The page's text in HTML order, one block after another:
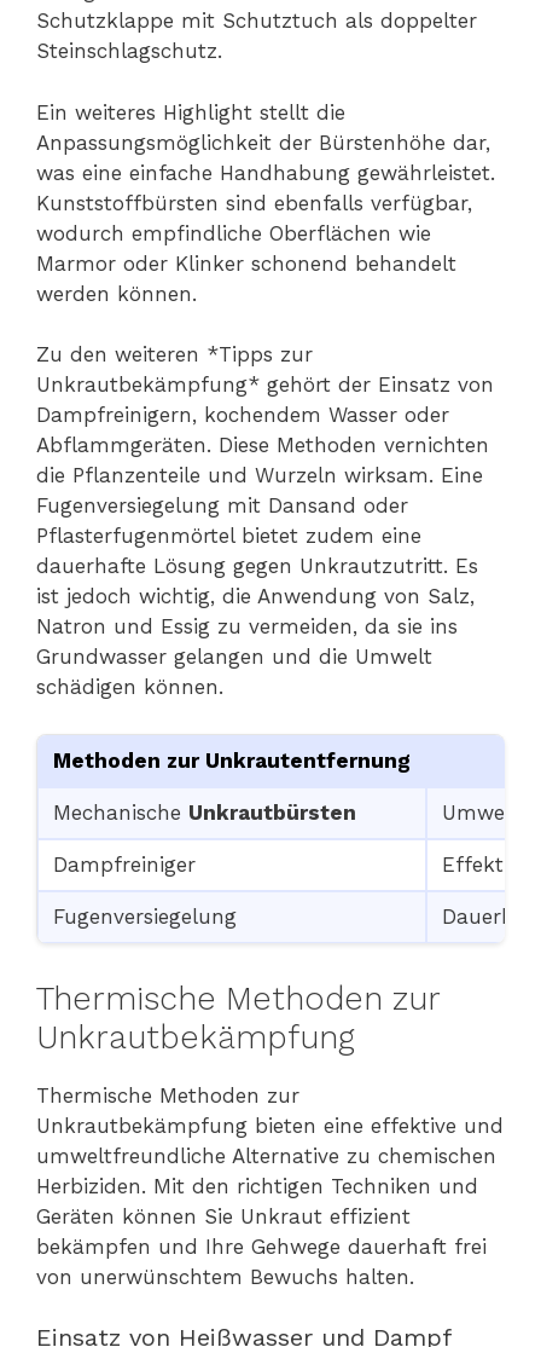
Schutzklappe mit Schutztuch als doppelter
Steinschlagschutz.
Ein weiteres Highlight stellt die
Anpassungsmöglichkeit der Bürstenhöhe dar,
was eine einfache Handhabung gewährleistet.
Kunststoffbürsten sind ebenfalls verfügbar,
wodurch empfindliche Oberflächen wie
Marmor oder Klinker schonend behandelt
werden können.
Zu den weiteren *Tipps zur
Unkrautbekämpfung* gehört der Einsatz von
Dampfreinigern, kochendem Wasser oder
Abflammgeräten. Diese Methoden vernichten
die Pflanzenteile und Wurzeln wirksam. Eine
Fugenversiegelung mit Dansand oder
Pflasterfugenmörtel bietet zudem eine
dauerhafte Lösung gegen Unkrautzutritt. Es
ist jedoch wichtig, die Anwendung von Salz,
Natron und Essig zu vermeiden, da sie ins
Grundwasser gelangen und die Umwelt
schädigen können.
Methoden zur Unkrautentfernung
Mechanische Unkrautbürsten
Dampfreiniger Effektive
Fugenversiegelung Dauerhaft
Thermische Methoden zur
Unkrautbekämpfung
Thermische Methoden zur
Unkrautbekämpfung bieten eine effektive und
umweltfreundliche Alternative zu chemischen
Herbiziden. Mit den richtigen Techniken und
Geräten können Sie Unkraut effizient
bekämpfen und Ihre Gehwege dauerhaft frei
von unerwünschtem Bewuchs halten.
Einsatz von Heißwasser und Dampf